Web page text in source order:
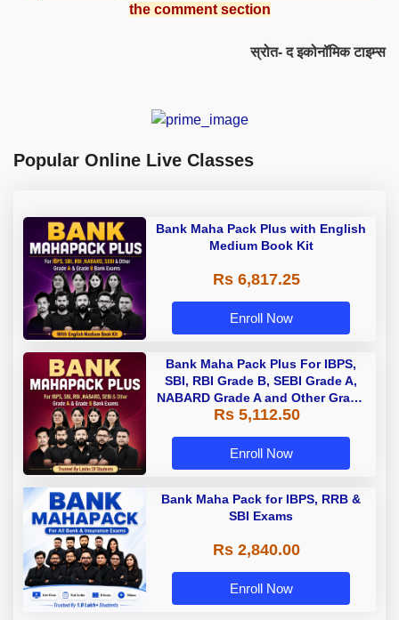
the comment section
स्रोत- द इकोनॉमिक टाइम्स
Popular Online Live Classes
Bank Maha Pack Plus with English
Medium Book Kit
Rs 6,817.25
Enroll Now
Bank Maha Pack Plus For IBPS,
SBI, RBI Grade B, SEBI Grade A,
NABARD Grade A and Other Grade
A & Grade B Bank Exams
Rs 5,112.50
Enroll Now
Bank Maha Pack for IBPS, RRB &
SBI Exams
Rs 2,840.00
Enroll Now